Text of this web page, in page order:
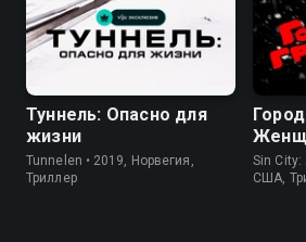
Туннель: Опасно для
жизни
Tunnelen • 2019, Норвегия,
Триллер
Sin City:
США,